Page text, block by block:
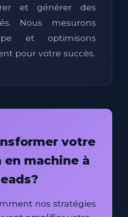
et générer des
Nous mesurons
et optimisons
pour votre succès.
votre
en machine à
nos stratégies